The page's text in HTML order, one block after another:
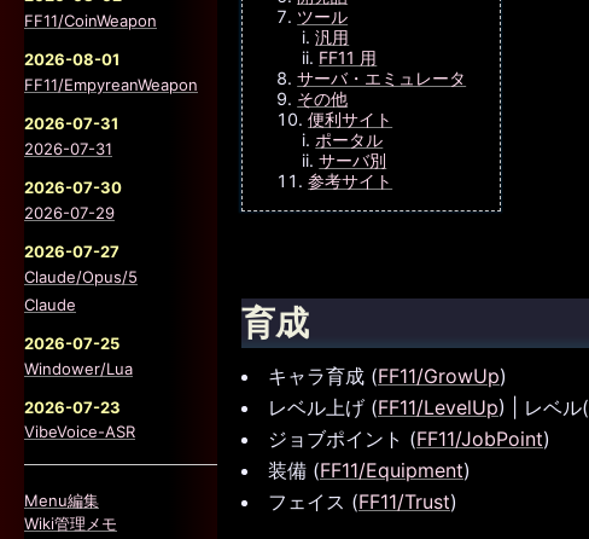
ツール
汎用
FF11 用
サーバ・エミュレータ
その他
便利サイト
ポータル
サーバ別
参考サイト
育成
キャラ育成 (FF11/GrowUp)
レベル上げ (FF11/LevelUp) | レベル(
ジョブポイント (FF11/JobPoint)
装備 (FF11/Equipment)
フェイス (FF11/Trust)
FF11/CoinWeapon
2026-08-01
FF11/EmpyreanWeapon
2026-07-31
2026-07-31
2026-07-30
2026-07-29
2026-07-27
Claude/Opus/5
Claude
2026-07-25
Windower/Lua
2026-07-23
VibeVoice-ASR
Menu編集
Wiki管理メモ